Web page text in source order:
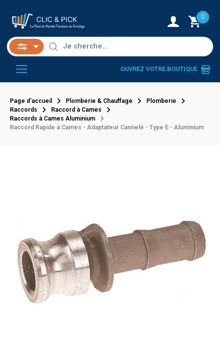
0
OUVREZ VOTRE BOUTIQUE
Page d'accueil Plomberie & Chauffage
Plomberie
Raccords
Raccord à Cames
Raccords à Cames Aluminium
Raccord Rapide à Cames - Adaptateur Cannelé - Type E - Aluminium